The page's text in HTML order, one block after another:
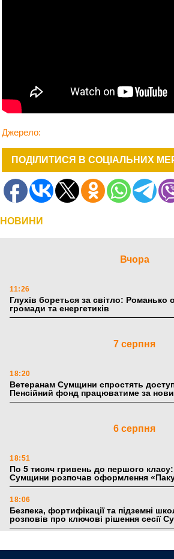
Джерело:
ПОДІЛИТИСЯ В СОЦІАЛЬНИХ
НОВИНИ
Вчора
11:26
Глухів бореться за світло: Романько
громади та енергетиків
7 серпня
18:20
Ветеранам Сумщини спростять
Пенсійний фонд працюватиме за
6 серпня
18:51
По 5 тисяч гривень до першого
Сумщини розпочав оформлення
18:06
Безпека, фортифікації та підземні
розповів про ключові рішення сесії
Поки літо плавить асфальт: 5